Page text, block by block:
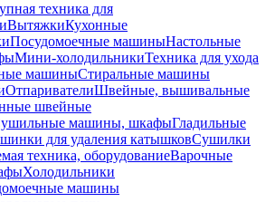
техника для
ВытяжкиКухонные
Посудомоечные машиныНастольные
Мини-холодильникиТехника для ухода
машиныСтиральные машины
ОтпаривателиШвейные, вышивальные
швейные
машины, шкафыГладильные
для удаления катышковСушилки
техника, оборудованиеВарочные
Холодильники
машины